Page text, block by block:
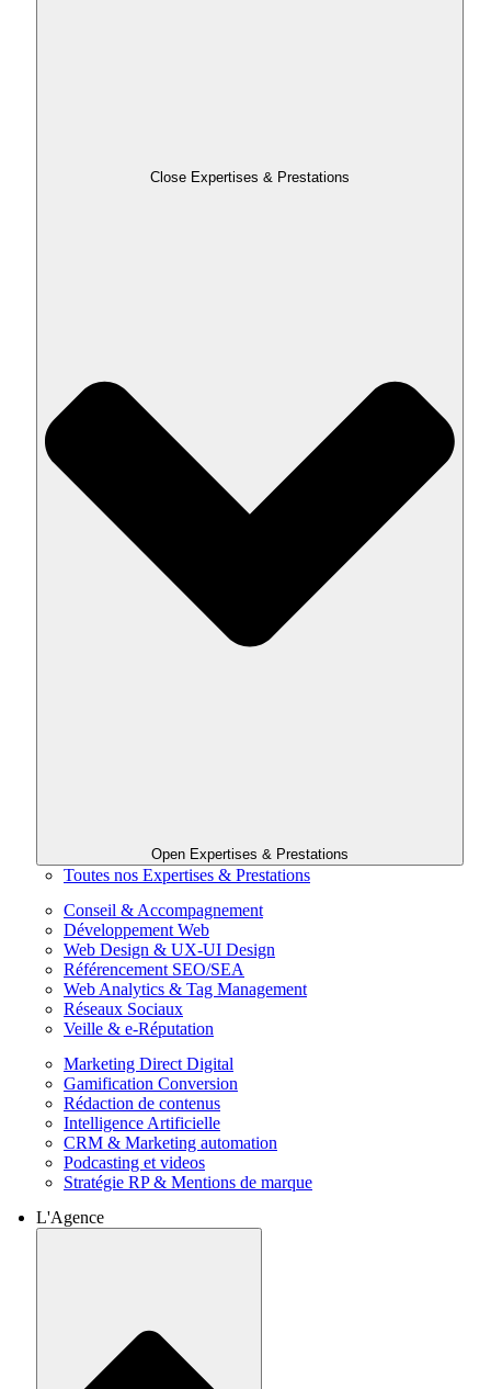
Close Expertises & Prestations
Open Expertises & Prestations
Toutes nos Expertises & Prestations
Conseil & Accompagnement
Développement Web
Web Design & UX-UI Design
Référencement SEO/SEA
Web Analytics & Tag Management
Réseaux Sociaux
Veille & e-Réputation
Marketing Direct Digital
Gamification Conversion
Rédaction de contenus
Intelligence Artificielle
CRM & Marketing automation
Podcasting et videos
Stratégie RP & Mentions de marque
L'Agence